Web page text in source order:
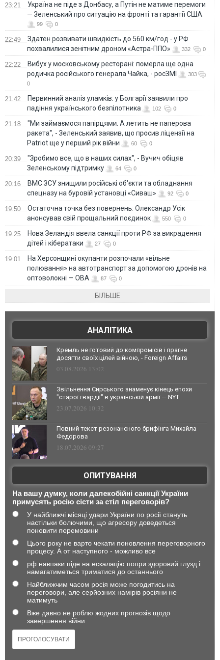
23:21
Україна не піде з Донбасу, а Путін не матиме перемоги
— Зеленський про ситуацію на фронті та гарантії США
99 0
22:49
Здатен розвивати швидкість до 560 км/год - у РФ
похвалилися зенітним дроном «Астра-ППО»
332 0
22:22
Вибух у московському ресторані: померла ще одна
родичка російського генерала Чайка, - росЗМІ
303
0
21:42
Первинний аналіз уламків: у Болгарії заявили про
падіння українського безпілотника
102 0
21:18
"Ми займаємося папірцями. А летить не паперова
ракета", - Зеленський заявив, що просив ліцензії на
Patriot ще у перший рік війни
60 0
20:39
"Зробимо все, що в наших силах", - Вучич обіцяв
Зеленському підтримку
64 0
20:16
ВМС ЗСУ знищили російські об'єкти та обладнання
спецназу на буровій установці «Сиваш»
92 0
19:50
Остаточна точка без повернень: Олександр Усік
анонсував свій прощальний поєдинок
550 0
19:25
Нова Зеландія ввела санкції проти РФ за викрадення
дітей і кібератаки
27 0
19:01
На Херсонщині окупанти розпочали «вільне
полювання» на автотранспорт за допомогою дронів на
оптоволокні — ОВА
87 0
БІЛЬШЕ
АНАЛІТИКА
Кремль не готовий до компромісів і прагне
досягти своїх цілей війною, - Foreign Affairs
03.08.2026 13:02
Звільнення Сирського знаменує кінець епохи
"старої гвардії" в українській армії — NYT
23.07.2026 10:32
Повний текст резонансного брифінга Михайла
Федорова
18.07.2026 09:27
ОПИТУВАННЯ
На вашу думку, коли далекобійні санкції України
примусять росію сісти за стіл переговорів?
У найближчі місяці удари України по росії стануть
настільки болючими, що агресору доведеться
поновити перемовини
Цього року не варто чекати поновлення переговорного
процесу. А от наступного - можливо все
рф навпаки піде на ескалацію попри здоровий глузд і
намагатиметься триматися до останнього
Найближчим часом росія може погодитись на
переговори, але серйозних намірів росіяни не
матимуть
Вже давно не роблю жодних прогнозів щодо
завершення війни